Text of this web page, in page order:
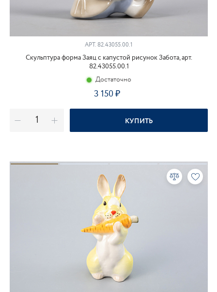
АРТ. 82.43055.00.1
Скульптура форма Заяц с капустой рисунок Забота, арт.
82.43055.00.1
Достаточно
3 150
КУПИТЬ